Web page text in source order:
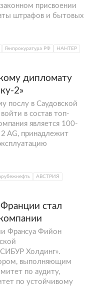
присвоении
штрафов и бытовых
Генпрокуратура РФ
НАНТЕР
дипломату
2»
послу в Саудовской
в состав топ-
является 100-
AG, принадлежит
АВСТРИЯ
стал
Франсуа Фийон
Холдинг».
выполняющим
по аудиту,
по устойчивому